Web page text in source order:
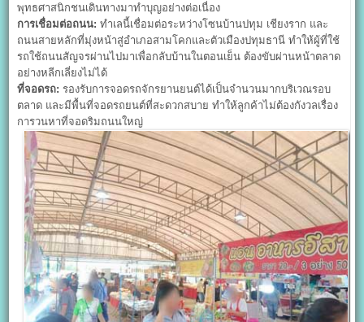
พุทธศาสนิกชนเดินทางมาทำบุญอย่างต่อเนื่อง
การเชื่อมต่อถนน: ทำเลนี้เชื่อมต่อระหว่างโซนบ้านปทุม เชียงราก และ
ถนนสายหลักที่มุ่งหน้าสู่อำเภอสามโคกและตัวเมืองปทุมธานี ทำให้ผู้ที่ใช้
รถใช้ถนนสัญจรผ่านไปมาเพื่อกลับบ้านในตอนเย็น ต้องขับผ่านหน้าตลาด
อย่างหลีกเลี่ยงไม่ได้
ที่จอดรถ: รองรับการจอดรถจักรยานยนต์ได้เป็นจำนวนมากบริเวณรอบ
ตลาด และมีพื้นที่จอดรถยนต์ที่สะดวกสบาย ทำให้ลูกค้าไม่ต้องกังวลเรื่อง
การวนหาที่จอดริมถนนใหญ่